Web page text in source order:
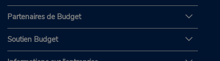
Partenaires de Budget
Soutien Budget